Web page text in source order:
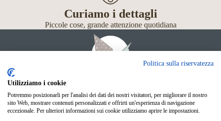
Curiamo i dettagli
Piccole cose, grande attenzione quotidiana
Giochi
Neonato
Politica sulla riservatezza
Utilizziamo i cookie
Potremmo posizionarli per l'analisi dei dati dei nostri visitatori, per migliorare il nostro
sito Web, mostrare contenuti personalizzati e offrirti un'esperienza di navigazione
eccezionale. Per ulteriori informazioni sui cookie utilizziamo aprire le impostazioni.